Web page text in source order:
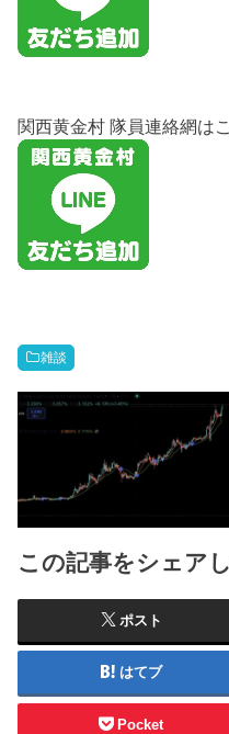
関西黄金村 隊員連絡網は
雑談
この記事をシェア
ポスト
はてブ
Pocket